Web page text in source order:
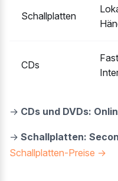
Schallplatten
CDs
→ CDs und DVDs:
→ Schallplatten:
Schallplatten-Preise →